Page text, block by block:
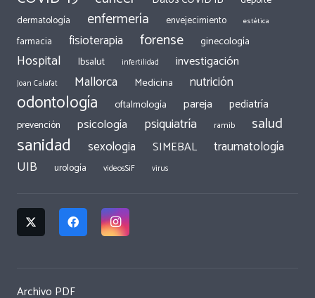
dermatología
enfermería envejecimiento estética
farmacia fisioterapia forense ginecología
Hospital Ibsalut infertilidad investigación
Joan Calafat Mallorca Medicina nutrición
odontología oftalmología pareja pediatría
prevención psicología psiquiatría ramib salud
sanidad sexologia SIMEBAL traumatología
UIB urología videosSiF virus
Archivo PDF